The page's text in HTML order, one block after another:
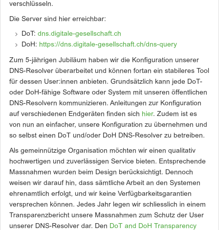
verschlüsseln.
Die Server sind hier erreichbar:
DoT: dns.digitale-gesellschaft.ch
DoH: https://dns.digitale-gesellschaft.ch/dns-query
Zum 5-jährigen Jubiläum haben wir die Konfiguration unserer
DNS-Resolver überarbeitet und können fortan ein stabileres Tool
für dessen User:innen anbieten. Grundsätzlich kann jede DoT-
oder DoH-fähige Software oder System mit unseren öffentlichen
DNS-Resolvern kommunizieren. Anleitungen zur Konfiguration
auf verschiedenen Endgeräten finden sich hier. Zudem ist es
von nun an einfacher, unsere Konfiguration zu übernehmen und
so selbst einen DoT und/oder DoH DNS-Resolver zu betreiben.
Als gemeinnützige Organisation möchten wir einen qualitativ
hochwertigen und zuverlässigen Service bieten. Entsprechende
Massnahmen wurden beim Design berücksichtigt. Dennoch
weisen wir darauf hin, dass sämtliche Arbeit an den Systemen
ehrenamtlich erfolgt, und wir keine Verfügbarkeitsgarantien
versprechen können. Jedes Jahr legen wir schliesslich in einem
Transparenzbericht unsere Massnahmen zum Schutz der User
unserer DNS-Resolver dar. Den DoT and DoH Transparency